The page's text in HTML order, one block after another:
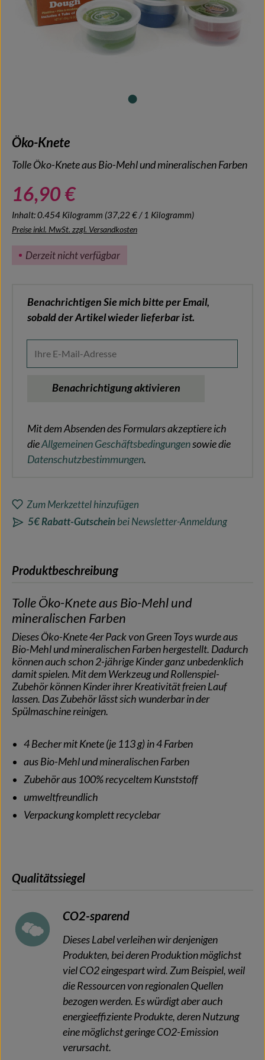
Öko-Knete
Tolle Öko-Knete aus Bio-Mehl und mineralischen Farben
16,90 €
Inhalt:0.454 Kilogramm (37,22 € / 1 Kilogramm)
Preise inkl. MwSt. zzgl. Versandkosten
Derzeit nicht verfügbar
Benachrichtigen Sie mich bitte per Email,
sobald der Artikel wieder lieferbar ist.
Benachrichtigung aktivieren
Mit dem Absenden des Formulars akzeptiere ich
dieAllgemeinen Geschäftsbedingungensowie die
Datenschutzbestimmungen.
Zum Merkzettel hinzufügen
5€ Rabatt-Gutscheinbei Newsletter-Anmeldung
Produktbeschreibung
Tolle Öko-Knete aus Bio-Mehl und
mineralischen Farben
Dieses Öko-Knete 4er Pack von Green Toys wurde aus
Bio-Mehl und mineralischen Farben hergestellt. Dadurch
können auch schon 2-jährige Kinder ganz unbedenklich
damit spielen. Mit dem Werkzeug und Rollenspiel-
Zubehör können Kinder ihrer Kreativität freien Lauf
lassen. Das Zubehör lässt sich wunderbar in der
Spülmaschine reinigen.
4 Becher mit Knete (je 113 g) in 4 Farben
aus Bio-Mehl und mineralischen Farben
Zubehör aus 100% recyceltem Kunststoff
umweltfreundlich
Verpackung komplett recyclebar
Qualitätssiegel
CO2-sparend
Dieses Label verleihen wir denjenigen
Produkten, bei deren Produktion möglichst
viel CO2 eingespart wird. Zum Beispiel, weil
die Ressourcen von regionalen Quellen
bezogen werden. Es würdigt aber auch
energieeffiziente Produkte, deren Nutzung
eine möglichst geringe CO2-Emission
verursacht.